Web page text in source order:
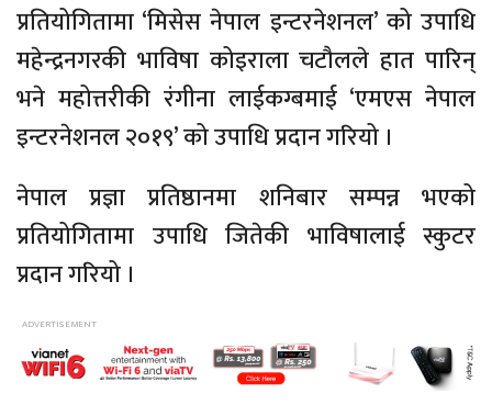
प्रतियोगितामा ‘मिसेस नेपाल इन्टरनेशनल’ को उपाधि
महेन्द्रनगरकी भाविषा कोइराला चटौलले हात पारिन्
भने महोत्तरीकी रंगीना लाईकग्बमाई ‘एमएस नेपाल
इन्टरनेशनल २०१९’ को उपाधि प्रदान गरियो ।
नेपाल प्रज्ञा प्रतिष्ठानमा शनिबार सम्पन्न भएको
प्रतियोगितामा उपाधि जितेकी भाविषालाई स्कुटर
प्रदान गरियो ।